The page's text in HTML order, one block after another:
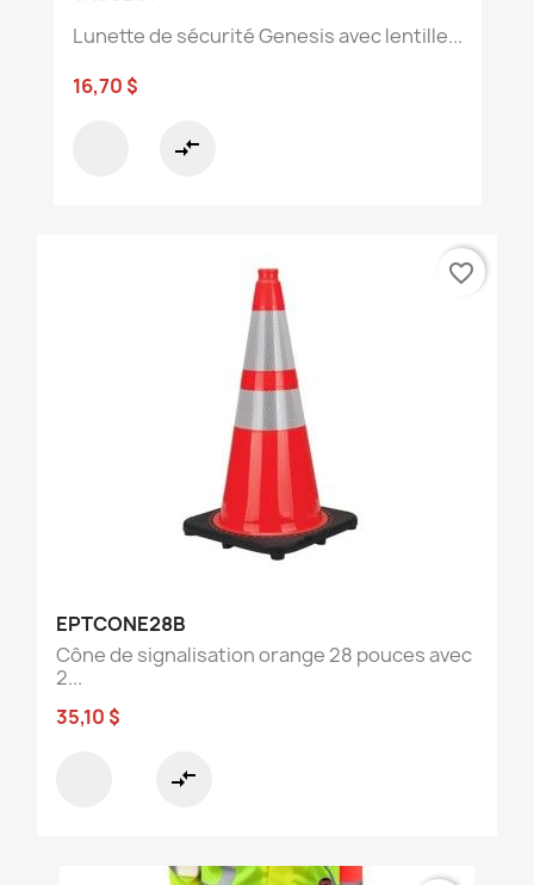
Lunette de sécurité Genesis avec lentille...
16,70 $
compare_arrows
EPTCONE28B
Cône de signalisation orange 28 pouces avec
2...
35,10 $
compare_arrows
favorite_border